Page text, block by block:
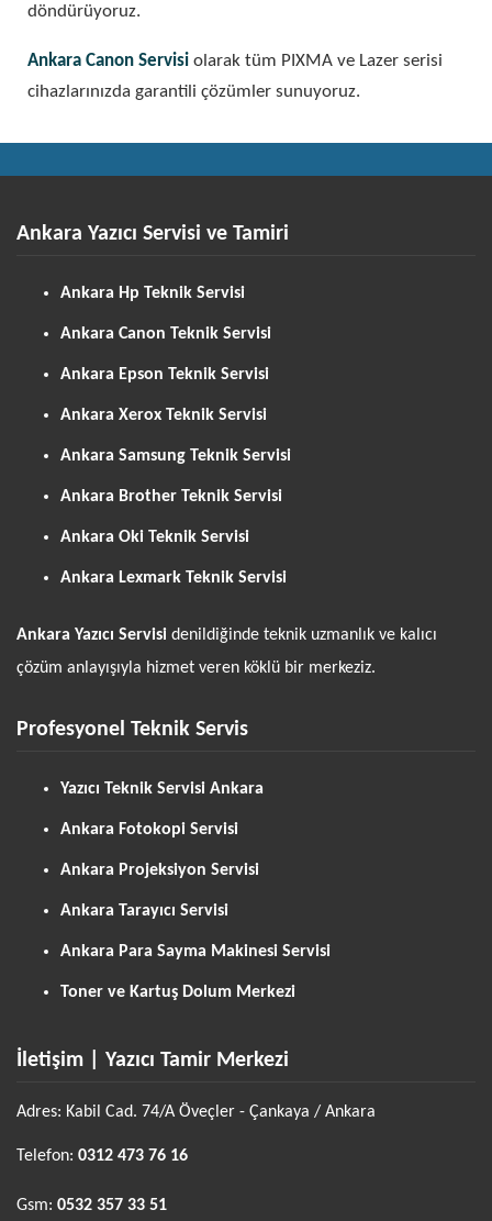
döndürüyoruz.
Ankara Canon Servisi olarak tüm PIXMA ve Lazer serisi
cihazlarınızda garantili çözümler sunuyoruz.
Ankara Yazıcı Servisi ve Tamiri
Ankara Hp Teknik Servisi
Ankara Canon Teknik Servisi
Ankara Epson Teknik Servisi
Ankara Xerox Teknik Servisi
Ankara Samsung Teknik Servisi
Ankara Brother Teknik Servisi
Ankara Oki Teknik Servisi
Ankara Lexmark Teknik Servisi
Ankara Yazıcı Servisi denildiğinde teknik uzmanlık ve kalıcı
çözüm anlayışıyla hizmet veren köklü bir merkeziz.
Profesyonel Teknik Servis
Yazıcı Teknik Servisi Ankara
Ankara Fotokopi Servisi
Ankara Projeksiyon Servisi
Ankara Tarayıcı Servisi
Ankara Para Sayma Makinesi Servisi
Toner ve Kartuş Dolum Merkezi
İletişim | Yazıcı Tamir Merkezi
Adres: Kabil Cad. 74/A Öveçler - Çankaya / Ankara
Telefon: 0312 473 76 16
Gsm: 0532 357 33 51